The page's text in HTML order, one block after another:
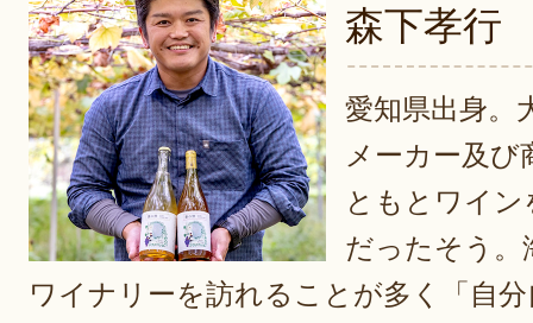
森下孝行
愛知県出身。
メーカー及び
ともとワイ
だったそう。
ワイナリーを訪れることが多く「自